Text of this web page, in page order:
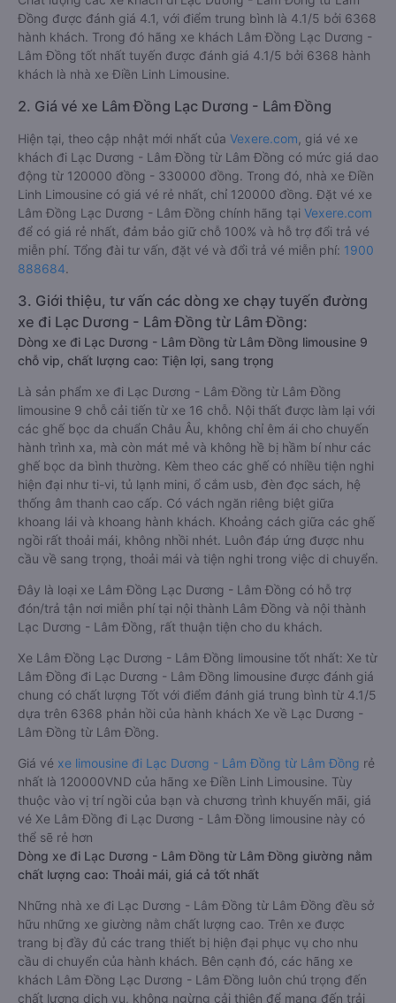
Đồng được đánh giá 4.1, với điểm trung bình là 4.1/5 bởi 6368
hành khách. Trong đó hãng xe khách Lâm Đồng Lạc Dương -
Lâm Đồng tốt nhất tuyến được đánh giá 4.1/5 bởi 6368 hành
khách là nhà xe Điền Linh Limousine.
2. Giá vé xe Lâm Đồng Lạc Dương - Lâm Đồng
Hiện tại, theo cập nhật mới nhất của Vexere.com , giá vé xe
khách đi Lạc Dương - Lâm Đồng từ Lâm Đồng có mức giá dao
động từ 120000 đồng - 330000 đồng. Trong đó, nhà xe Điền
Linh Limousine có giá vé rẻ nhất, chỉ 120000 đồng. Đặt vé xe
Lâm Đồng Lạc Dương - Lâm Đồng chính hãng tại Vexere.com
để có giá rẻ nhất, đảm bảo giữ chỗ 100% và hỗ trợ đổi trả vé
miễn phí. Tổng đài tư vấn, đặt vé và đổi trả vé miễn phí: 1900
888684.
3. Giới thiệu, tư vấn các dòng xe chạy tuyến đường
xe đi Lạc Dương - Lâm Đồng từ Lâm Đồng:
Dòng xe đi Lạc Dương - Lâm Đồng từ Lâm Đồng limousine 9
chỗ vip, chất lượng cao: Tiện lợi, sang trọng
Là sản phẩm xe đi Lạc Dương - Lâm Đồng từ Lâm Đồng
limousine 9 chỗ cải tiến từ xe 16 chỗ. Nội thất được làm lại với
các ghế bọc da chuẩn Châu Âu, không chỉ êm ái cho chuyến
hành trình xa, mà còn mát mẻ và không hề bị hầm bí như các
ghế bọc da bình thường. Kèm theo các ghế có nhiều tiện nghi
hiện đại như ti-vi, tủ lạnh mini, ổ cắm usb, đèn đọc sách, hệ
thống âm thanh cao cấp. Có vách ngăn riêng biệt giữa
khoang lái và khoang hành khách. Khoảng cách giữa các ghế
ngồi rất thoải mái, không nhồi nhét. Luôn đáp ứng được nhu
cầu về sang trọng, thoải mái và tiện nghi trong việc di chuyển.
Đây là loại xe Lâm Đồng Lạc Dương - Lâm Đồng có hỗ trợ
đón/trả tận nơi miễn phí tại nội thành Lâm Đồng và nội thành
Lạc Dương - Lâm Đồng, rất thuận tiện cho du khách.
Xe Lâm Đồng Lạc Dương - Lâm Đồng limousine tốt nhất: Xe từ
Lâm Đồng đi Lạc Dương - Lâm Đồng limousine được đánh giá
chung có chất lượng Tốt với điểm đánh giá trung bình từ 4.1/5
dựa trên 6368 phản hồi của hành khách Xe về Lạc Dương -
Lâm Đồng từ Lâm Đồng.
Giá vé xe limousine đi Lạc Dương - Lâm Đồng từ Lâm Đồng rẻ
nhất là 120000VND của hãng xe Điền Linh Limousine. Tùy
thuộc vào vị trí ngồi của bạn và chương trình khuyến mãi, giá
vé Xe Lâm Đồng đi Lạc Dương - Lâm Đồng limousine này có
thể sẽ rẻ hơn
Dòng xe đi Lạc Dương - Lâm Đồng từ Lâm Đồng giường nằm
chất lượng cao: Thoải mái, giá cả tốt nhất
Những nhà xe đi Lạc Dương - Lâm Đồng từ Lâm Đồng đều sở
hữu những xe giường nằm chất lượng cao. Trên xe được
trang bị đầy đủ các trang thiết bị hiện đại phục vụ cho nhu
cầu di chuyển của hành khách. Bên cạnh đó, các hãng xe
khách Lâm Đồng Lạc Dương - Lâm Đồng luôn chú trọng đến
chất lượng dịch vụ, không ngừng cải thiện để mang đến trải